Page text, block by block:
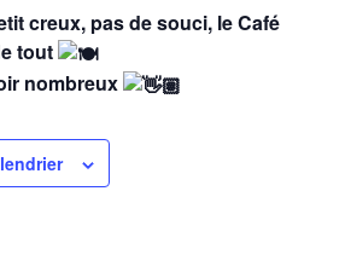
creux, pas de souci, le Café
tout
nombreux